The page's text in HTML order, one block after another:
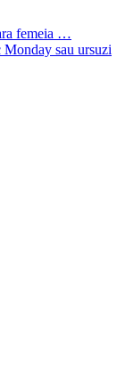
femeia …
sau ursuzi